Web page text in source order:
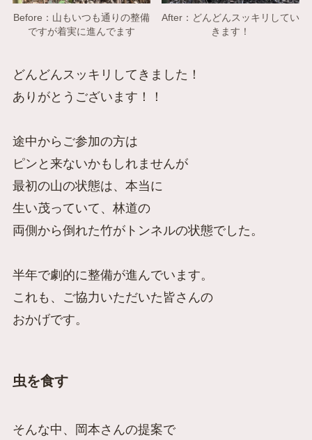
Before：山もいつも通りの整備
ですが着実に進んでます
After：どんどんスッキリしてい
きます！
どんどんスッキリしてきました！
ありがとうございます！！
途中からご参加の方は
ピンと来ないかもしれませんが
最初の山の状態は、本当に
生い茂っていて、林道の
両側から倒れた竹がトンネルの状態でした。
半年で劇的に整備が進んでいます。
これも、ご協力いただいた皆さんの
おかげです。
虫を食す
そんな中、岡本さんの提案で